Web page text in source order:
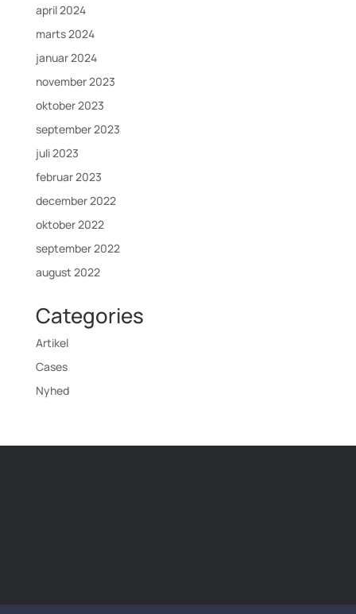
april 2024
marts 2024
januar 2024
november 2023
oktober 2023
september 2023
juli 2023
februar 2023
december 2022
oktober 2022
september 2022
august 2022
Categories
Artikel
Cases
Nyhed